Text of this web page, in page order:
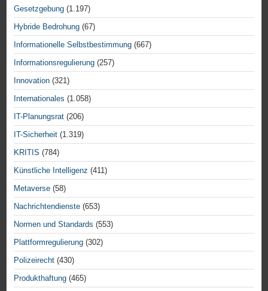
Gesetzgebung (1.197)
Hybride Bedrohung (67)
Informationelle Selbstbestimmung (667)
Informationsregulierung (257)
Innovation (321)
Internationales (1.058)
IT-Planungsrat (206)
IT-Sicherheit (1.319)
KRITIS (784)
Künstliche Intelligenz (411)
Metaverse (58)
Nachrichtendienste (653)
Normen und Standards (553)
Plattformregulierung (302)
Polizeirecht (430)
Produkthaftung (465)